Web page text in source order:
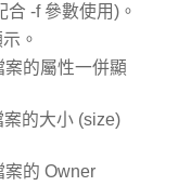
-f 參數使用)。
。
案的屬性一併顯
的大小 (size)
案的 Owner